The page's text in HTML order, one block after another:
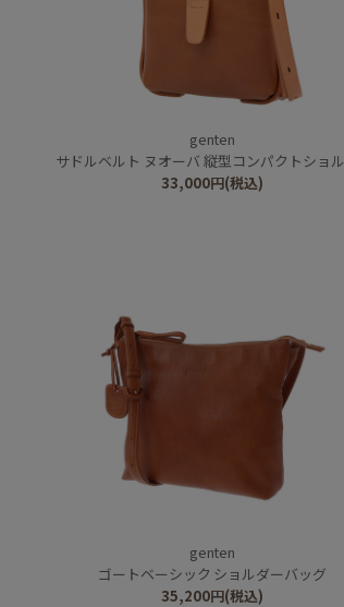
genten
サドルベルト ヌオーバ 縦型コンパクトショルダーバッグ
33,000円(税込)
genten
ゴートベーシック ショルダーバッグ
35,200円(税込)